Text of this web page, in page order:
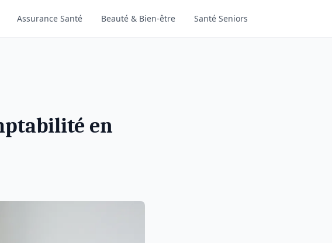
Assurance Santé Beauté & Bien-être Santé Seniors
en